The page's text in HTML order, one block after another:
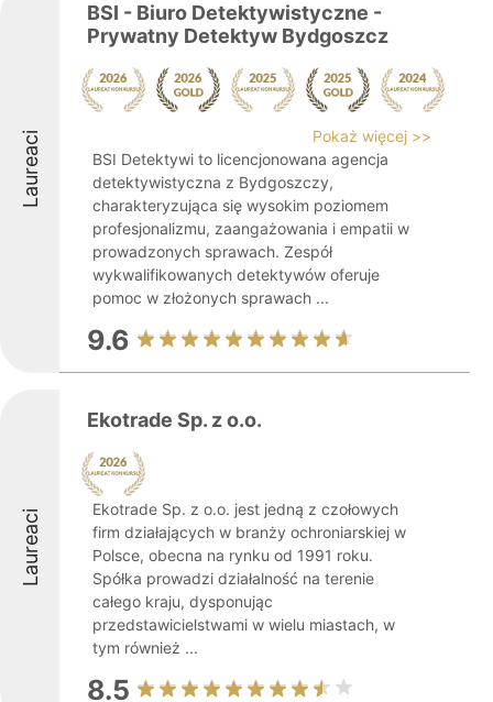
Laureaci
BSI - Biuro Detektywistyczne -
Prywatny Detektyw Bydgoszcz
Pokaż więcej >>
BSI Detektywi to licencjonowana agencja
detektywistyczna z Bydgoszczy,
charakteryzująca się wysokim poziomem
profesjonalizmu, zaangażowania i empatii w
prowadzonych sprawach. Zespół
wykwalifikowanych detektywów oferuje
pomoc w złożonych sprawach ...
9.6
Laureaci
Ekotrade Sp. z o.o.
Ekotrade Sp. z o.o. jest jedną z czołowych
firm działających w branży ochroniarskiej w
Polsce, obecna na rynku od 1991 roku.
Spółka prowadzi działalność na terenie
całego kraju, dysponując
przedstawicielstwami w wielu miastach, w
tym również ...
8.5